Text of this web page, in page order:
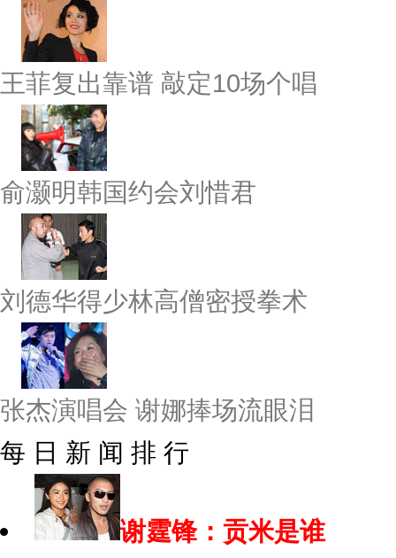
王菲复出靠谱 敲定10场个唱
俞灏明韩国约会刘惜君
刘德华得少林高僧密授拳术
张杰演唱会 谢娜捧场流眼泪
每 日 新 闻 排 行
谢霆锋：贡米是谁